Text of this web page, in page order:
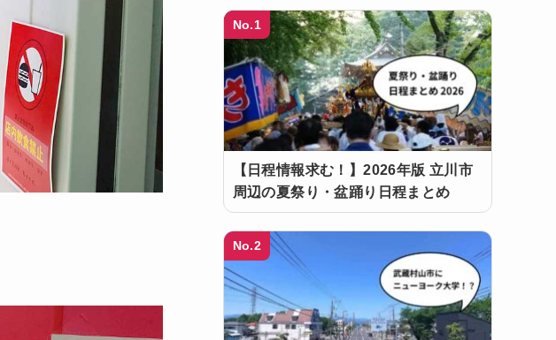
No.1
【日程情報求む！】2026年版 立川市
周辺の夏祭り・盆踊り日程まとめ
No.2